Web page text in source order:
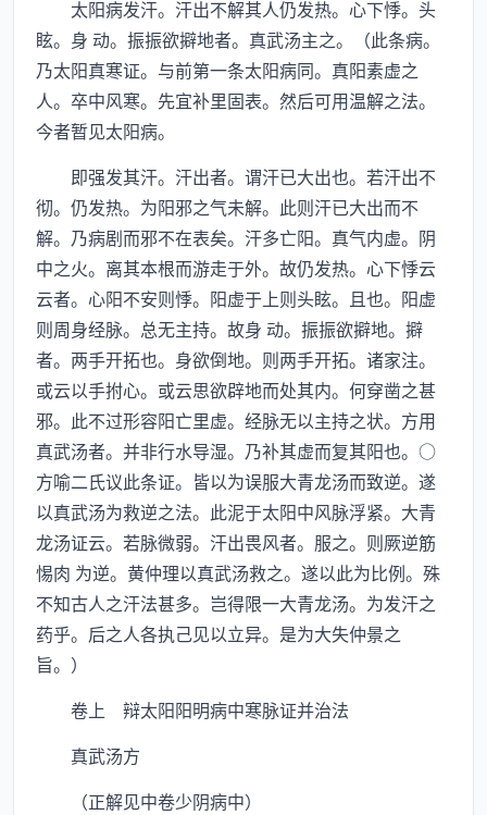
太阳病发汗。汗出不解其人仍发热。心下悸。头
眩。身 动。振振欲擗地者。真武汤主之。（此条病。
乃太阳真寒证。与前第一条太阳病同。真阳素虚之
人。卒中风寒。先宜补里固表。然后可用温解之法。
今者暂见太阳病。
即强发其汗。汗出者。谓汗已大出也。若汗出不
彻。仍发热。为阳邪之气未解。此则汗已大出而不
解。乃病剧而邪不在表矣。汗多亡阳。真气内虚。阴
中之火。离其本根而游走于外。故仍发热。心下悸云
云者。心阳不安则悸。阳虚于上则头眩。且也。阳虚
则周身经脉。总无主持。故身 动。振振欲擗地。擗
者。两手开拓也。身欲倒地。则两手开拓。诸家注。
或云以手拊心。或云思欲辟地而处其内。何穿凿之甚
邪。此不过形容阳亡里虚。经脉无以主持之状。方用
真武汤者。并非行水导湿。乃补其虚而复其阳也。○
方喻二氏议此条证。皆以为误服大青龙汤而致逆。遂
以真武汤为救逆之法。此泥于太阳中风脉浮紧。大青
龙汤证云。若脉微弱。汗出畏风者。服之。则厥逆筋
惕肉 为逆。黄仲理以真武汤救之。遂以此为比例。殊
不知古人之汗法甚多。岂得限一大青龙汤。为发汗之
药乎。后之人各执己见以立异。是为大失仲景之
旨。）
卷上 辩太阳阳明病中寒脉证并治法
真武汤方
（正解见中卷少阴病中）